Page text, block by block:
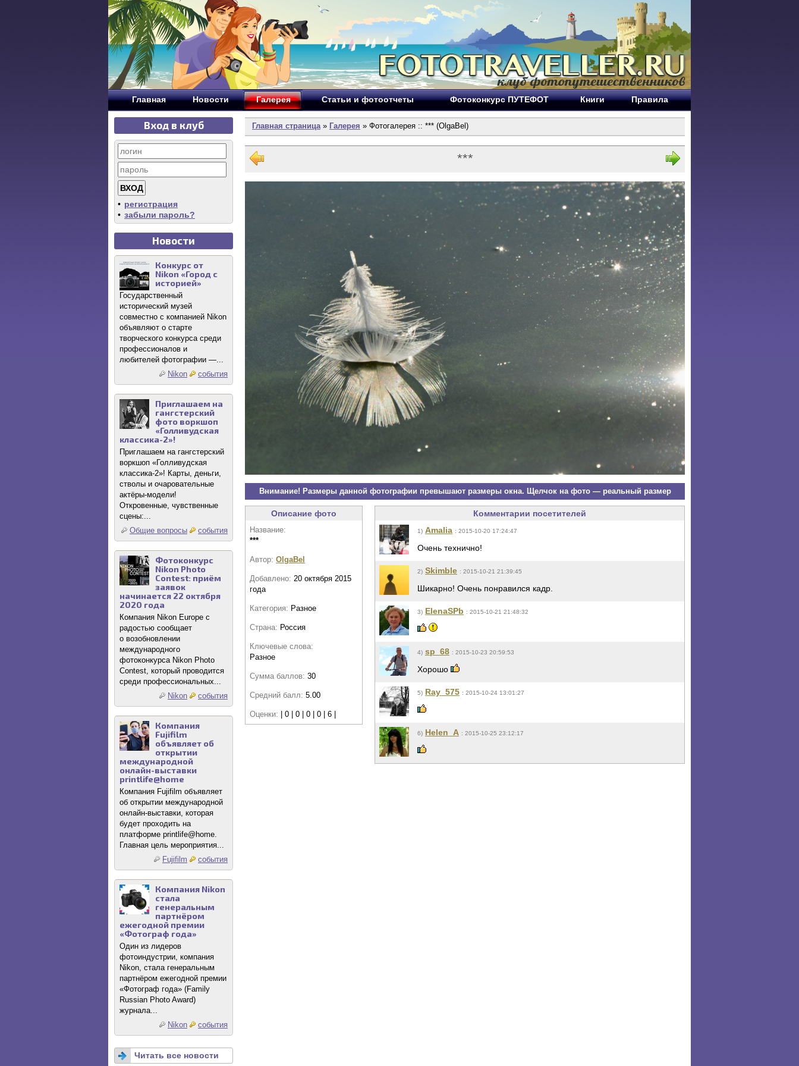
Главная Новости Галерея Статьи и фотоотчеты Фотоконкурс ПУТЕФОТ Книги Правила
Вход в клуб
• регистрация
• забыли пароль?
Новости
Конкурс от
Nikon «Город с
историей»
Государственный
исторический музей
совместно с компанией Nikon
объявляют о старте
творческого конкурса среди
профессионалов и
любителей фотографии —...
Nikon
события
Приглашаем на
гангстерский
фото воркшоп
«Голливудская
классика-2»!
Приглашаем на гангстерский
воркшоп «Голливудская
классика-2»! Карты, деньги,
стволы и очаровательные
актёры-модели!
Откровенные, чувственные
сцены:...
Общие вопросы
события
Фотоконкурс
Nikon Photo
Contest: приём
заявок
начинается 22 октября
2020 года
Компания Nikon Europe с
радостью сообщает
о возобновлении
международного
фотоконкурса Nikon Photo
Contest, который проводится
среди профессиональных...
Nikon
события
Компания
Fujifilm
объявляет об
открытии
международной
онлайн-выставки
printlife@home
Компания Fujifilm объявляет
об открытии международной
онлайн-выставки, которая
будет проходить на
платформе printlife@home.
Главная цель мероприятия...
Fujifilm
события
Компания Nikon
стала
генеральным
партнёром
ежегодной премии
«Фотограф года»
Один из лидеров
фотоиндустрии, компания
Nikon, стала генеральным
партнёром ежегодной премии
«Фотограф года» (Family
Russian Photo Award)
журнала...
Nikon
события
Читать все новости
Главная страница» Галерея » Фотогалерея :: *** (OlgaBel)
***
Внимание! Размеры данной фотографии превышают размеры окна. Щелчок на фото — реальный размер
Описание фото
Название:
***
Автор: OlgaBel
Добавлено: 20 октября 2015
года
Категория: Разное
Страна: Россия
Ключевые слова:
Разное
Сумма баллов: 30
Средний балл: 5.00
Оценки: | 0 | 0 | 0 | 0 | 6 |
Комментарии посетителей
1) Amalia : 2015-10-20 17:24:47
Очень технично!
2) Skimble : 2015-10-21 21:39:45
Шикарно! Очень понравился кадр.
3) ElenaSPb : 2015-10-21 21:48:32
4) sp_68 : 2015-10-23 20:59:53
Хорошо
5) Ray_575 : 2015-10-24 13:01:27
6) Helen_A : 2015-10-25 23:12:17